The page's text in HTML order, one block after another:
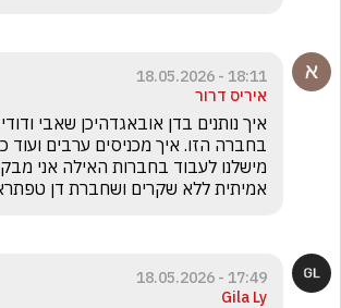
18:11 - 18.05.2026
איריס דרור
אמיתית ללא שקרים ושחברת דן
17:49 - 18.05.2026
Gila Ly